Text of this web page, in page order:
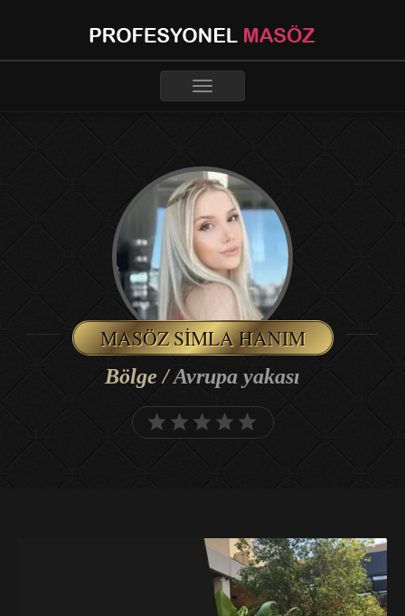
Toggle
MASÖZ SIMLA HANIM
Bölge /Avrupa yakası